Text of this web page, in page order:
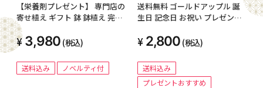
【栄養剤プレゼント】 専門店の
寄せ植え ギフト 鉢 鉢植え 完成
品 季節のお花 セット Mサイズ
鉢花 花 誕生日 プレゼント 贈り
物 玄関先 ベランダ 店舗前 お手
頃 お任せ フラワーギフト 送料
無料 鉢 屋外 花苗 パンジー ビオ
3,980 (税込)
送料込み ノベルティ付
送料無料 ゴールドアップル 誕
生日 記念日 お祝い プレゼント
日 クリスマス 女性 男性 贈り物
風水 金運 置物 金 ゴールド りん
ご 林檎 リンゴ アップル ギフト
インテリア
2,800 (税込)
送料込み
プレゼントおすすめ